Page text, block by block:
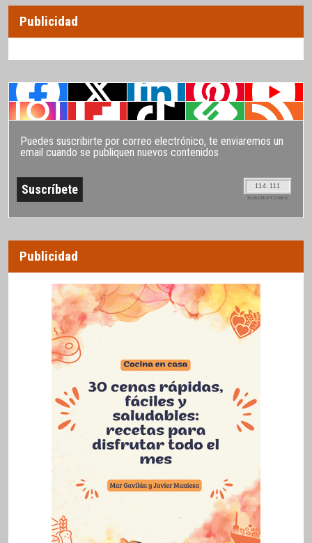
Publicidad
Puedes suscribirte por correo electrónico, te enviaremos un
email cuando se publiquen nuevos contenidos
114.111
SUSCRIPTORES
Publicidad